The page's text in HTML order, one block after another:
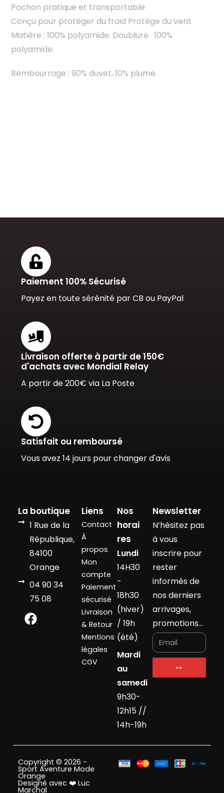
Pochon pratique et transportable
Conçu pour protéger du froid Protège du vent
Matière : 100% polyamide. Doublure : 100%
polyamide.
Rembourrage : 90% duvet, 10% plume.
Paiement 100% Sécurisé
Payez en toute sérénité par CB ou PayPal
Livraison offerte à partir de 150€
d'achats avec Mondial Relay
A partir de 200€ via La Poste
Satisfait ou remboursé
Vous avez 14 jours pour changer d'avis
La boutique
1 Rue de la
République,
84100
Orange
04 90 34
75 08
Liens
Contact
À
propos
Mon
compte
Paiement
sécurisé
Livraison
& Retour
Mentions
légales
CGV
Nos
horai
res
Lundi
14H30
-
18h30
(hiver)
/ 19h
(été)
Mardi
au
samedi
9h30-
12h15 //
14h-19h
Newsletter
N’hésitez pas
à vous
inscrire pour
rester
informés de
nos derniers
arrivages,
promotions…
>>
Copyright © 2026 -
Sport Aventure Mode
Orange
Designé avec ❤️ Luc
Marchal